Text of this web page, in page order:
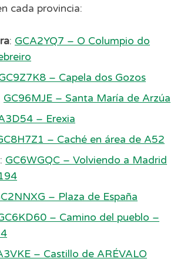
cada provincia:
: GCA2YQ7 – O Columpio do
– Capela dos Gozos
GC96MJE – Santa María de Arzúa
– Erexia
– Caché en área de A52
: GC6WGQC – Volviendo a Madrid
– Plaza de España
– Camino del pueblo –
– Castillo de ARÉVALO